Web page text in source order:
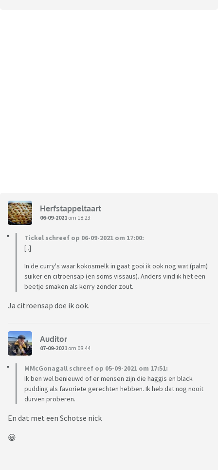
Herfstappeltaart
06-09-2021 om 18:23
Tickel schreef op 06-09-2021 om 17:00:
[..]
In de curry's waar kokosmelk in gaat gooi ik ook nog wat (palm)
suiker en citroensap (en soms vissaus). Anders vind ik het een
beetje smaken als kerry zonder zout.
Ja citroensap doe ik ook.
Auditor
07-09-2021 om 08:44
MMcGonagall schreef op 05-09-2021 om 17:51:
Ik ben wel benieuwd of er mensen zijn die haggis en black
pudding als favoriete gerechten hebben. Ik heb dat nog nooit
durven proberen.
En dat met een Schotse nick
😀